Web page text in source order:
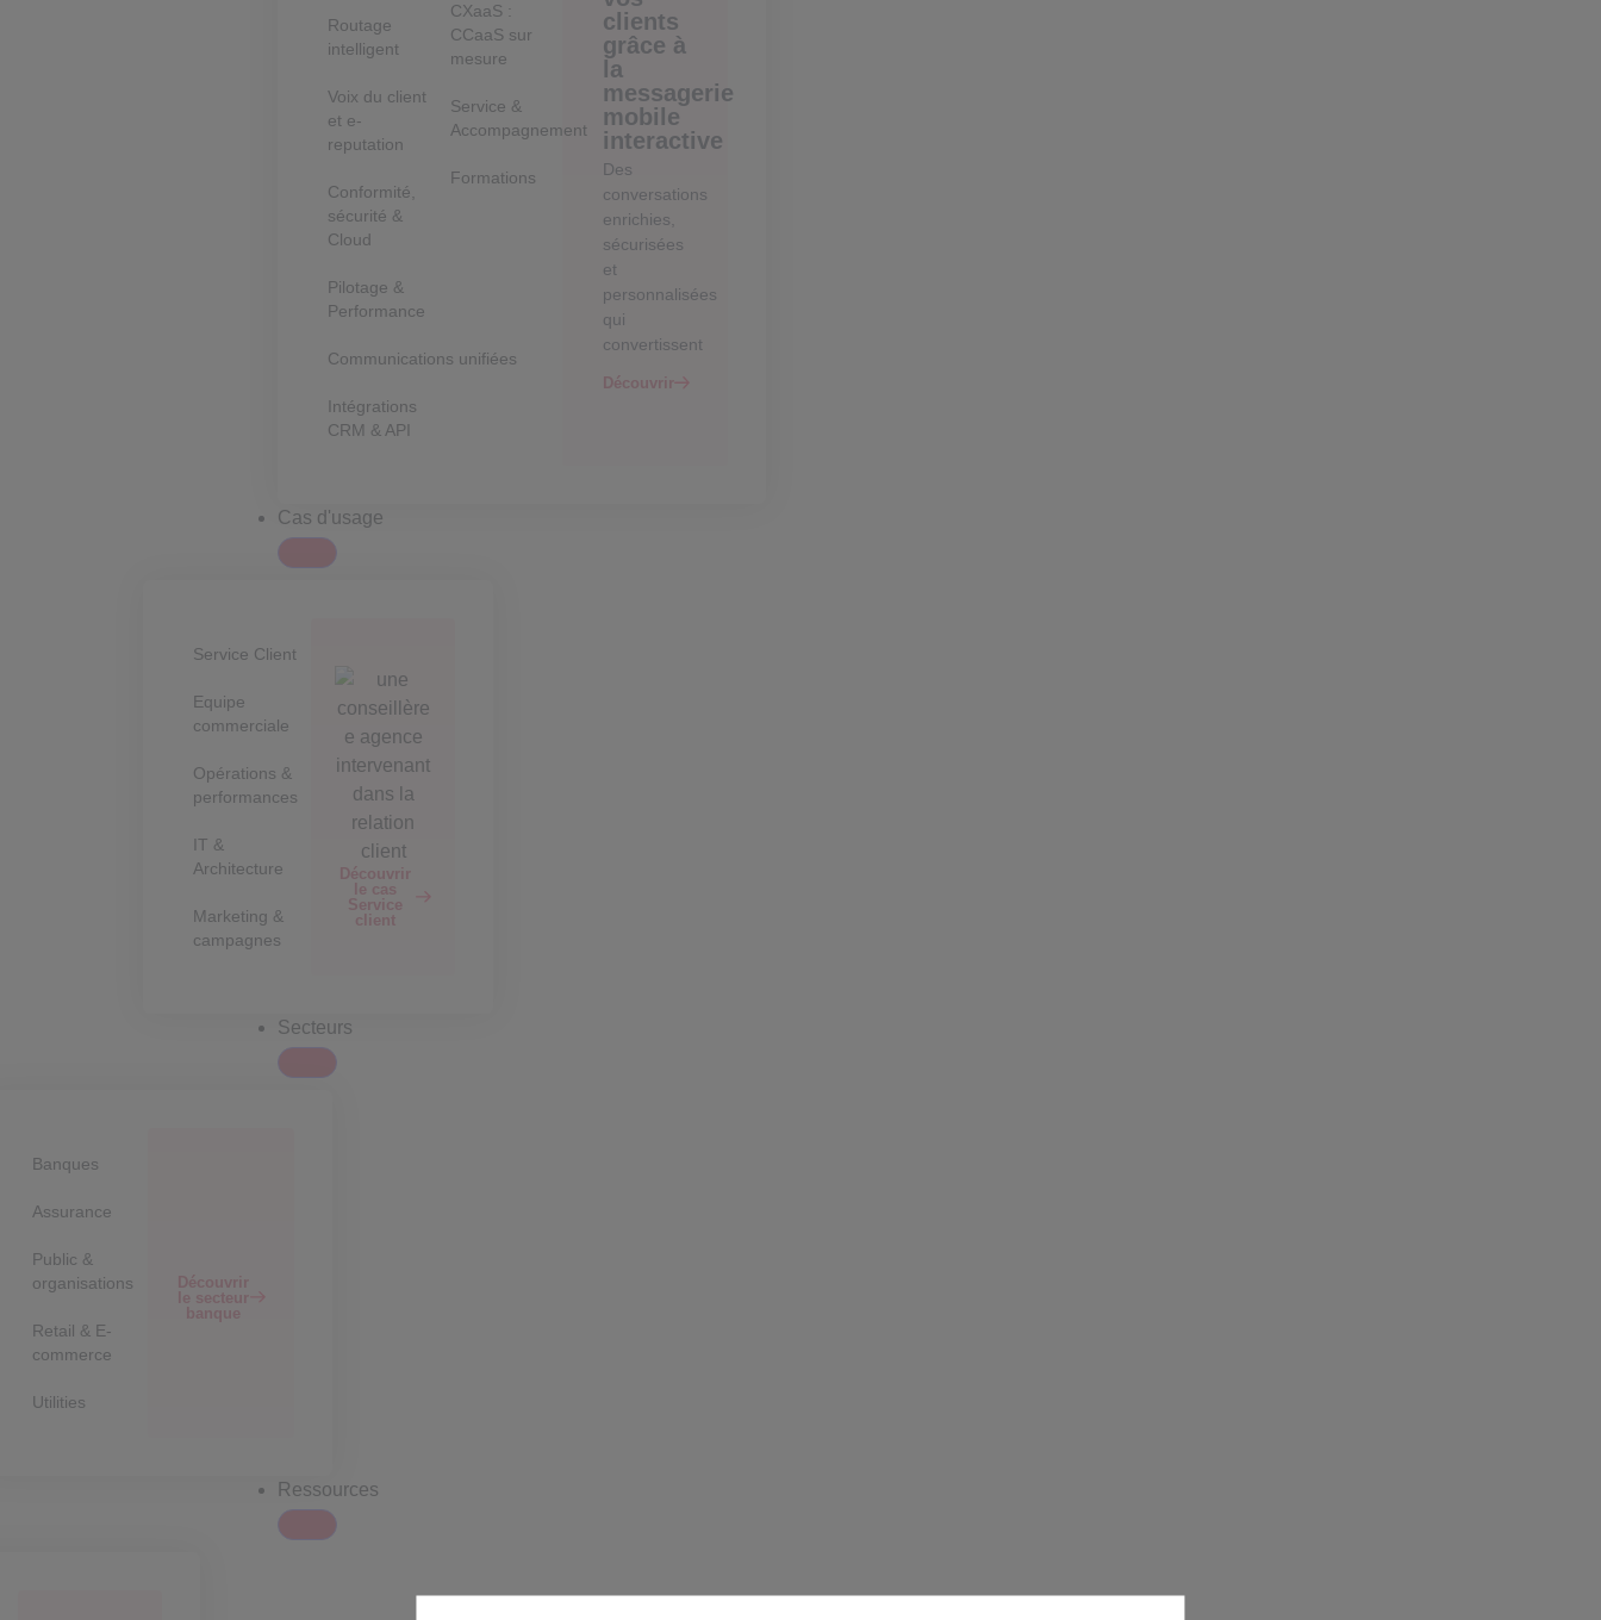
Routage
intelligent
Voix du client
et e-
reputation
Conformité,
sécurité &
Cloud
Pilotage &
Performance
Communications unifiées
Intégrations
CRM & API
CXaaS :
CCaaS sur
mesure
Service &
Accompagnement
Formations
clients
grâce à
la
messagerie
mobile
interactive
Des
conversations
enrichies,
sécurisées
et
personnalisées
qui
convertissent
Découvrir
Cas d'usage
Service Client
Equipe
commerciale
Opérations &
performances
IT &
Architecture
Marketing &
campagnes
Découvrir
le cas
Service
client
Secteurs
Banques
Assurance
Public &
organisations
Retail & E-
commerce
Utilities
Découvrir
le secteur
banque
Ressources